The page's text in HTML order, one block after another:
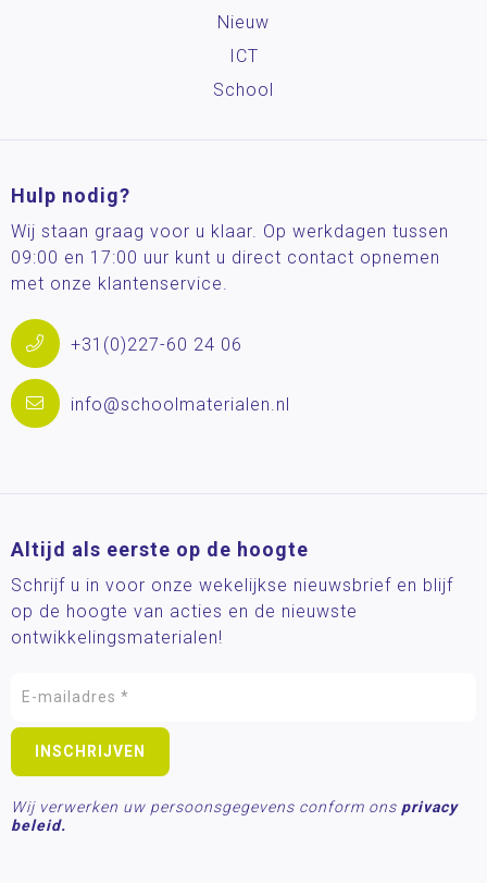
Nieuw
ICT
School
Hulp nodig?
Wij staan graag voor u klaar. Op werkdagen tussen
09:00 en 17:00 uur kunt u direct contact opnemen
met onze klantenservice.
+31(0)227-60 24 06
info@schoolmaterialen.nl
Altijd als eerste op de hoogte
Schrijf u in voor onze wekelijkse nieuwsbrief en blijf
op de hoogte van acties en de nieuwste
ontwikkelingsmaterialen!
Wij verwerken uw persoonsgegevens conform ons privacy
beleid.